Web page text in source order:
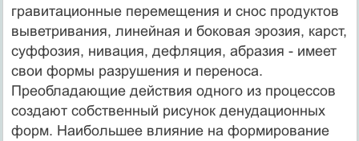
гравитационные перемещения и снос продуктов
выветривания, линейная и боковая эрозия, карст,
суффозия, нивация, дефляция, абразия - имеет
свои формы разрушения и переноса.
Преобладающие действия одного из процессов
создают собственный рисунок денудационных
форм. Наибольшее влияние на формирование